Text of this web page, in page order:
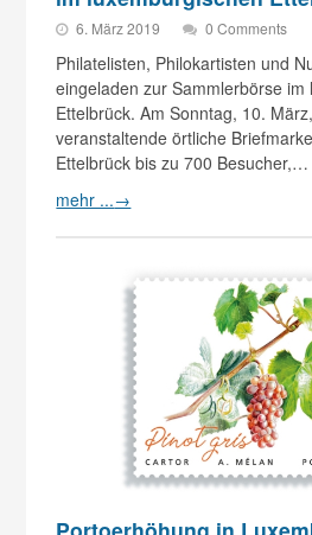
6. März 2019 0 Comments
Philatelisten, Philokartisten und
eingeladen zur Sammlerbörse im
Ettelbrück. Am Sonntag, 10.
veranstaltende örtliche
Ettelbrück bis zu 700 Besucher,…
mehr ...→